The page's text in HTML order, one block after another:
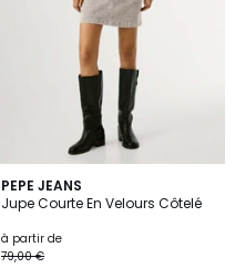
PEPE JEANS
Jupe Courte En Velours Côtelé
à partir de
79,00 €
2
Couleurs